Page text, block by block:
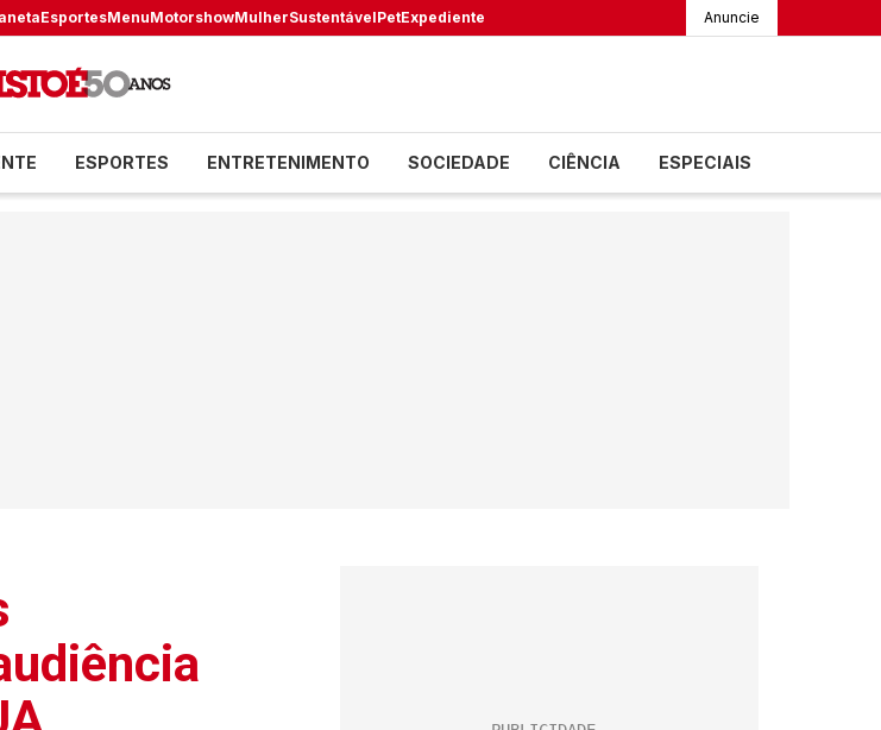
EsportesMenuMotorshowMulherSustentávelPetExpediente Anuncie
ESPORTES ENTRETENIMENTO SOCIEDADE CIÊNCIA ESPECIAIS